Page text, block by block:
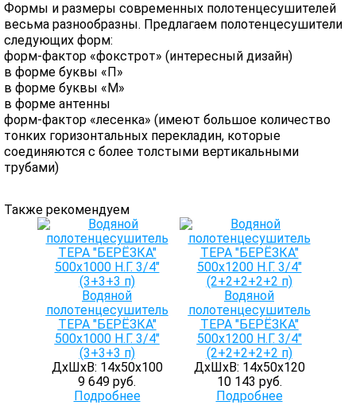
Формы и размеры современных полотенцесушителей
весьма разнообразны. Предлагаем полотенцесушители
следующих форм:
форм-фактор «фокстрот» (интересный дизайн)
в форме буквы «П»
в форме буквы «М»
в форме антенны
форм-фактор «лесенка» (имеют большое количество
тонких горизонтальных перекладин, которые
соединяются с более толстыми вертикальными
трубами)
Также рекомендуем
Водяной
полотенцесушитель
ТЕРА "БЕРЁЗКА"
500х1000 Н.Г. 3/4"
(3+3+3 п)
ДхШхВ: 14х50х100
9 649 руб.
Подробнее
Водяной
полотенцесушитель
ТЕРА "БЕРЁЗКА"
500х1200 Н.Г. 3/4"
(2+2+2+2+2 п)
ДхШхВ: 14х50х120
10 143 руб.
Подробнее